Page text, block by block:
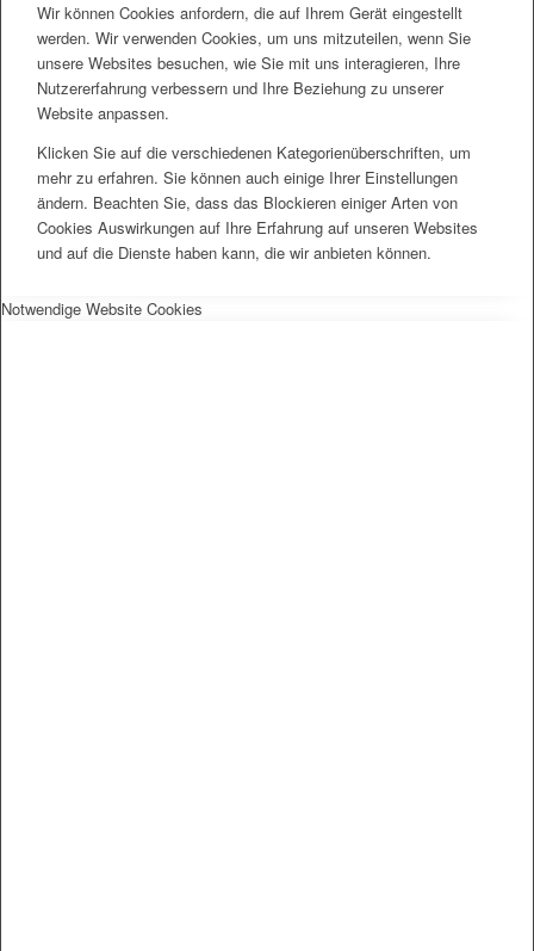
Wir können Cookies anfordern, die auf Ihrem Gerät eingestellt
werden. Wir verwenden Cookies, um uns mitzuteilen, wenn Sie
unsere Websites besuchen, wie Sie mit uns interagieren, Ihre
Nutzererfahrung verbessern und Ihre Beziehung zu unserer
Website anpassen.
Klicken Sie auf die verschiedenen Kategorienüberschriften, um
mehr zu erfahren. Sie können auch einige Ihrer Einstellungen
ändern. Beachten Sie, dass das Blockieren einiger Arten von
Cookies Auswirkungen auf Ihre Erfahrung auf unseren Websites
und auf die Dienste haben kann, die wir anbieten können.
Notwendige Website Cookies